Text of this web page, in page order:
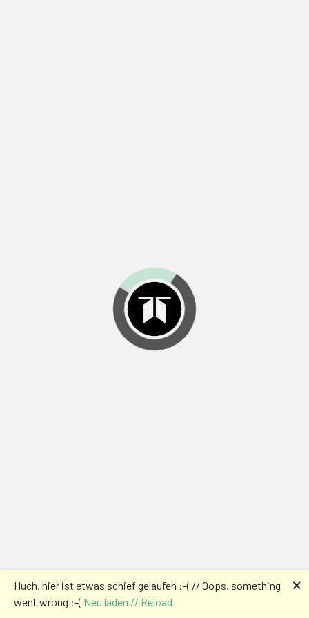
Huch, hier ist etwas schief gelaufen :-( // Oops, something
went wrong :-( Neu laden // Reload
🗙